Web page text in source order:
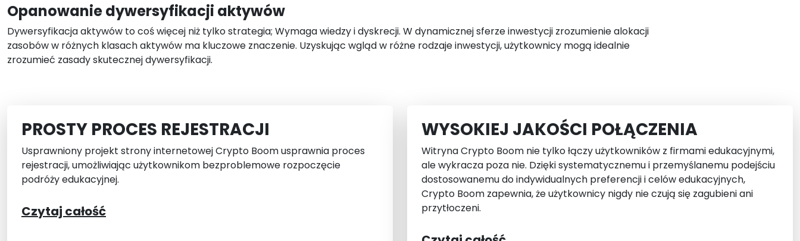
Opanowanie dywersyfikacji aktywów
Dywersyfikacja aktywów to coś więcej niż tylko strategia; Wymaga wiedzy i dyskrecji. W dynamicznej sferze inwestycji zrozumienie alokacji
zasobów w różnych klasach aktywów ma kluczowe znaczenie. Uzyskując wgląd w różne rodzaje inwestycji, użytkownicy mogą idealnie
zrozumieć zasady skutecznej dywersyfikacji.
PROSTY PROCES REJESTRACJI
Usprawniony projekt strony internetowej Crypto Boom usprawnia proces
rejestracji, umożliwiając użytkownikom bezproblemowe rozpoczęcie
podróży edukacyjnej.
Czytaj całość
WYSOKIEJ JAKOŚCI POŁĄCZENIA
Witryna Crypto Boom nie tylko łączy użytkowników z firmami edukacyjnymi,
ale wykracza poza nie. Dzięki systematycznemu i przemyślanemu podejściu
dostosowanemu do indywidualnych preferencji i celów edukacyjnych,
Crypto Boom zapewnia, że użytkownicy nigdy nie czują się zagubieni ani
przytłoczeni.